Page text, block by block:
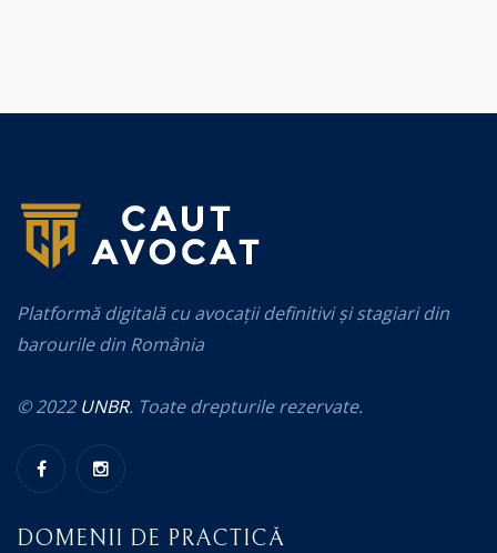
Platformă digitală cu avocații definitivi și stagiari din
barourile din România
© 2022 UNBR. Toate drepturile rezervate.
DOMENII DE PRACTICĂ